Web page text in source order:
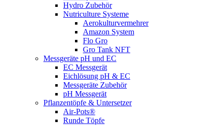
Hydro Zubehör
Nutriculture Systeme
Aerokulturvermehrer
Amazon System
Flo Gro
Gro Tank NFT
Messgeräte pH und EC
EC Messgerät
Eichlösung pH & EC
Messgeräte Zubehör
pH Messgerät
Pflanzentöpfe & Untersetzer
Air-Pots®
Runde Töpfe